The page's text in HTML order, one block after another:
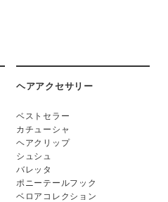
ヘアアクセサリー
ベストセラー
カチューシャ
ヘアクリップ
シュシュ
バレッタ
ポニーテールフック
ベロアコレクション